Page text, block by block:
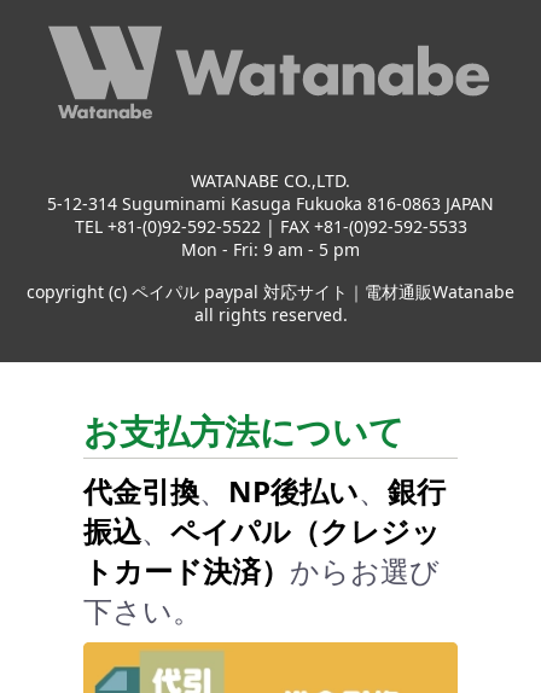
WATANABE CO.,LTD.
5-12-314 Suguminami Kasuga Fukuoka 816-0863 JAPAN
TEL +81-(0)92-592-5522 | FAX +81-(0)92-592-5533
Mon - Fri: 9 am - 5 pm
copyright (c) ペイパル paypal 対応サイト｜電材通販Watanabe
all rights reserved.
お支払方法について
代金引換、 NP後払い、 銀行
振込、 ペイパル（クレジッ
トカード決済） からお選び
下さい。